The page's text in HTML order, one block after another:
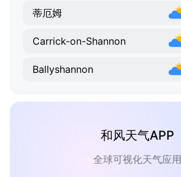
蒂厄姆
Carrick-on-Shannon
Ballyshannon
和风天气APP
全球可视化天气应用